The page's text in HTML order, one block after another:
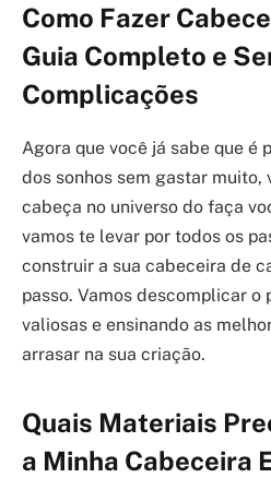
Como Fazer
Guia Completo e
Complicações
Agora que você já sabe que é
dos sonhos sem gastar muito,
cabeça no universo do faça
vamos te levar por todos os
construir a sua cabeceira de
passo. Vamos descomplicar o
valiosas e ensinando as
arrasar na sua criação.
Quais Materiais
a Minha Cabeceira